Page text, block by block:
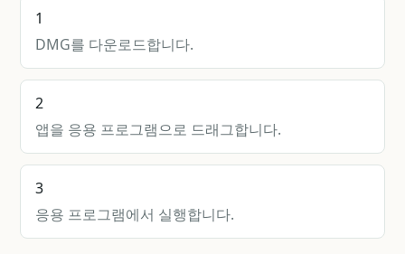
1
DMG를 다운로드합니다.
2
앱을 응용 프로그램으로 드래그합니다.
3
응용 프로그램에서 실행합니다.